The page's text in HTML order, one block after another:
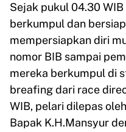
Sejak pukul 04.30
berkumpul dan
mempersiapkan diri
nomor BIB sampai
mereka berkumpul di
breafing dari race
WIB, pelari dilepas
Bapak K.H.Mansyur